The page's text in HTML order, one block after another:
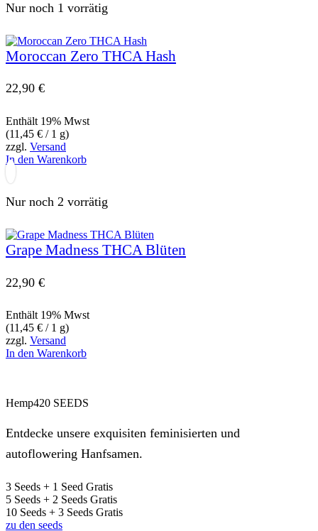
Nur noch 1 vorrätig
Moroccan Zero THCA Hash
22,90 €
Enthält 19% Mwst
(11,45 € / 1 g)
zzgl. Versand
In den Warenkorb
Nur noch 2 vorrätig
Grape Madness THCA Blüten
22,90 €
Enthält 19% Mwst
(11,45 € / 1 g)
zzgl. Versand
In den Warenkorb
Hemp420 SEEDS
Entdecke unsere exquisiten feminisierten und
autoflowering Hanfsamen.
3 Seeds + 1 Seed Gratis
5 Seeds + 2 Seeds Gratis
10 Seeds + 3 Seeds Gratis
zu den seeds